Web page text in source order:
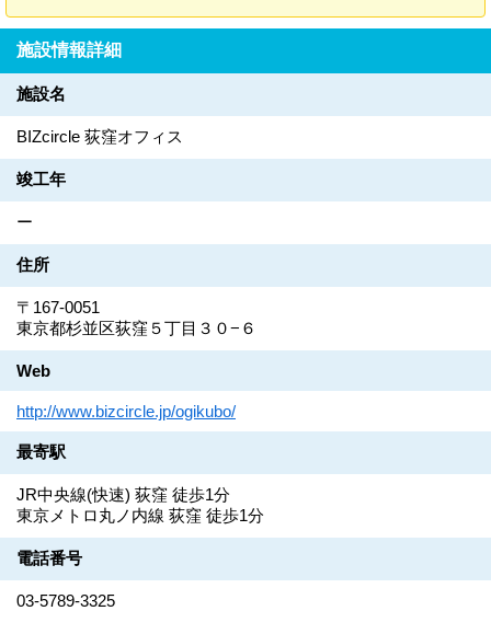
施設情報詳細
施設名
BIZcircle 荻窪オフィス
竣工年
ー
住所
〒167-0051
東京都杉並区荻窪５丁目３０−６
Web
http://www.bizcircle.jp/ogikubo/
最寄駅
JR中央線(快速) 荻窪 徒歩1分
東京メトロ丸ノ内線 荻窪 徒歩1分
電話番号
03-5789-3325